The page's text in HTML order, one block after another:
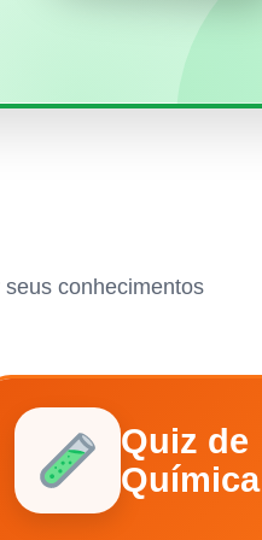
conhecimentos
Quiz de
Química